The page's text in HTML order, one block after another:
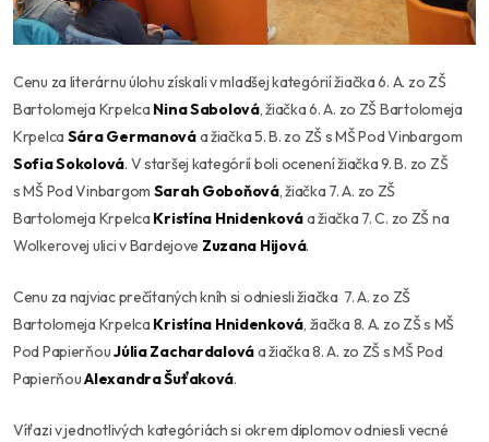
Cenu za literárnu úlohu získali v mladšej kategórií žiačka 6. A. zo ZŠ
Bartolomeja Krpelca Nina Sabolová, žiačka 6. A. zo ZŠ Bartolomeja
Krpelca Sára Germanováa žiačka 5. B. zo ZŠ s MŠ Pod Vinbargom
Sofia Sokolová. V staršej kategórií boli ocenení žiačka 9. B. zo ZŠ
s MŠ Pod Vinbargom Sarah Goboňová, žiačka 7. A. zo ZŠ
Bartolomeja Krpelca Kristína Hnidenkováa žiačka 7. C. zo ZŠ na
Wolkerovej ulici v Bardejove Zuzana Hijová.
Cenu za najviac prečítaných kníh si odniesli žiačka 7. A. zo ZŠ
Bartolomeja Krpelca Kristína Hnidenková, žiačka 8. A. zo ZŠ s MŠ
Pod PapierňouJúlia Zachardalováa žiačka 8. A. zo ZŠ s MŠ Pod
PapierňouAlexandra Šuťaková.
Víťazi v jednotlivých kategóriách si okrem diplomov odniesli vecné